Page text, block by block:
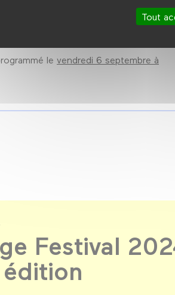
Tout
le vendredi 6 septembre à
Festival